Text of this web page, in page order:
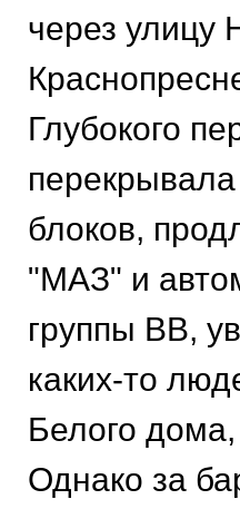
через улицу
Глубокого
блоков,
"МАЗ" и
группы ВВ,
каких-то
Белого дома,
Однако за